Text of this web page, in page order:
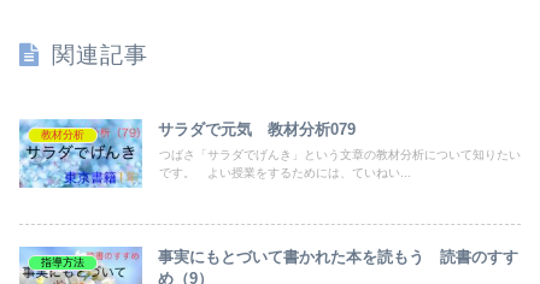
関連記事
教材分析 サラダで元気 教材分析079
つばさ「サラダでげんき」という文章の教材分析について知りたい
です。 よい授業をするためには、ていねい...
指導方法
事実にもとづいて書かれた本を読もう 読書のすす
め（9）